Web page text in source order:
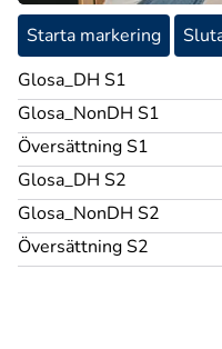
Starta markering
Glosa_DH S1
Glosa_NonDH S1
Översättning S1
Glosa_DH S2
Glosa_NonDH S2
Översättning S2
LÅTA-SÄGA